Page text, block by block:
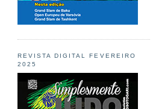
REVISTA DIGITAL FEVEREIRO
2025